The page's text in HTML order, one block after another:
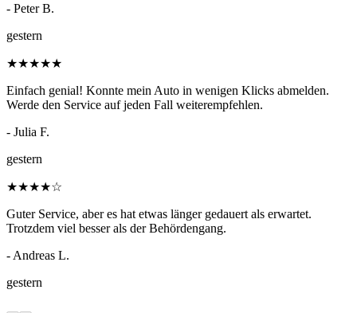
- Peter B.
gestern
★★★★★
Einfach genial! Konnte mein Auto in wenigen Klicks abmelden.
Werde den Service auf jeden Fall weiterempfehlen.
- Julia F.
gestern
★★★★☆
Guter Service, aber es hat etwas länger gedauert als erwartet.
Trotzdem viel besser als der Behördengang.
- Andreas L.
gestern